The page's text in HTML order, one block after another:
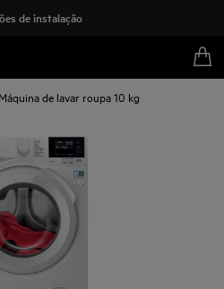
de instalação
Máquina de lavar roupa 10 kg